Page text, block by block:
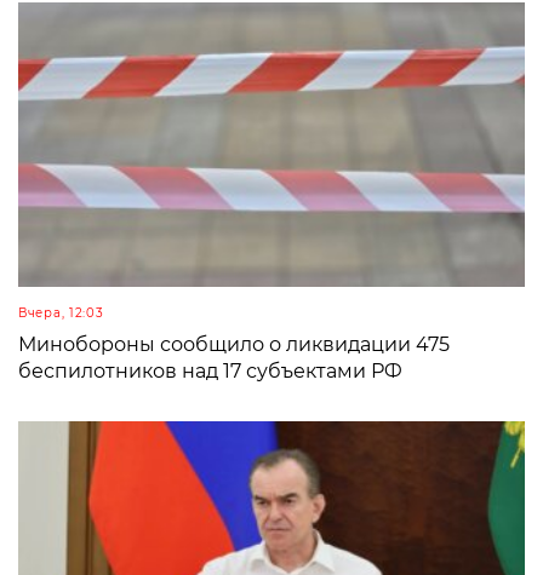
Вчера, 12:03
Минобороны сообщило о ликвидации 475
беспилотников над 17 субъектами РФ